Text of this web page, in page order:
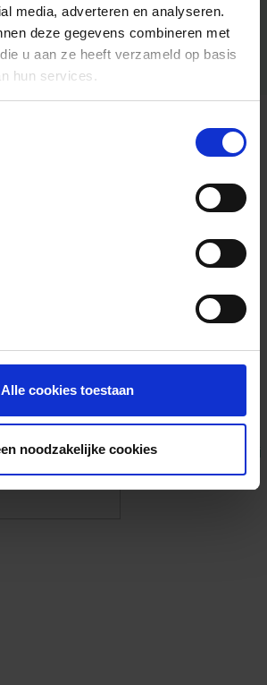
media, adverteren en analyseren.
deze gegevens combineren met
u aan ze heeft verzameld op basis
hun services.
Alle cookies toestaan
noodzakelijke cookies Eigen foto’s